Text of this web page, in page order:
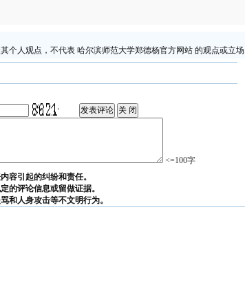
个人观点，不代表 哈尔滨师范大学郑德杨官方网站 的观点或立场
<=100字
容引起的纠纷和责任。
的评论信息或留做证据。
和人身攻击等不文明行为。